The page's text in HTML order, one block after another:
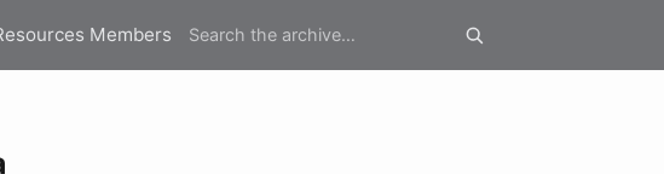
Members